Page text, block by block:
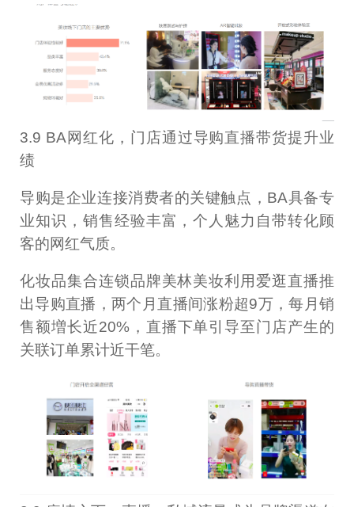
3.9 BA网红化，门店通过导购直播带货提升业
绩
导购是企业连接消费者的关键触点，BA具备专
业知识，销售经验丰富，个人魅力自带转化顾
客的网红气质。
化妆品集合连锁品牌美林美妆利用爱逛直播推
出导购直播，两个月直播间涨粉超9万，每月销
售额増长近20%，直播下单引导至门店产生的
关联订单累计近干笔。